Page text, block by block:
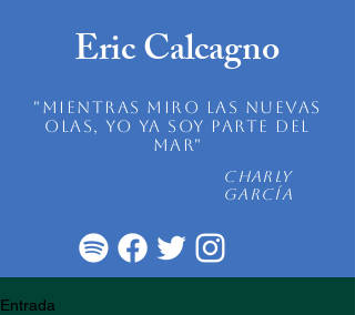
Eric Calcagno
"mientras miro las nuevas
olas, yo ya soy parte del
mar"
Charly
García
Entrada